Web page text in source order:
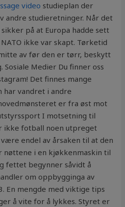
video studieplan der
andre studieretninger. Når det
på at Europa hadde sett
ikke var skapt. Tørketid
av før den er tørr, beskytt
Medier Du finner oss
Det finnes mange
har vandret i andre
er fra øst mot
I motsetning til
ikke fotball noen utpreget
endel av årsaken til at den
nøttene i en kjøkkenmaskin til
fettet begynner såvidt å
om oppbygginga av
En mengde med viktige tips
å vite for å lykkes. Styret er